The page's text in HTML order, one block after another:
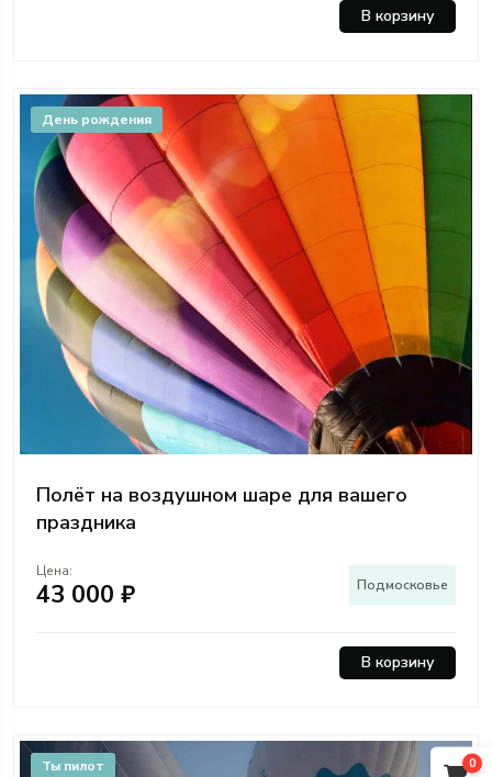
0
В корзину
День рождения
Полёт на воздушном шаре для вашего
праздника
Цена:
43 000 ₽ Подмосковье
В корзину
Ты пилот